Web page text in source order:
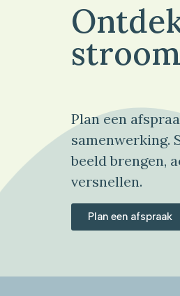
Plan een
samenwerking.
beeld brengen,
versnellen.
Plan een afspraak